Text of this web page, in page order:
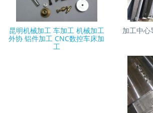
昆明机械加工 车加工 机械加工
外协 铝件加工 CNC数控车床加
工
加工中心